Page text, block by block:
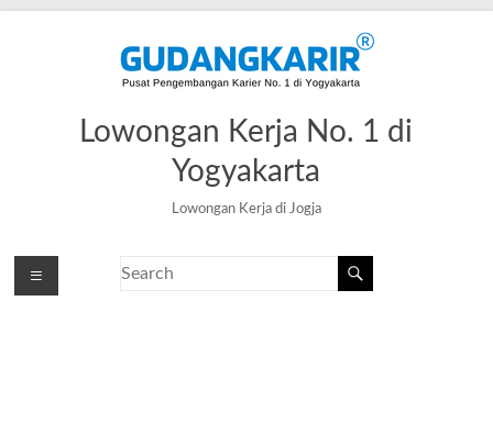
Lowongan Kerja No. 1 di
Yogyakarta
Lowongan Kerja di Jogja